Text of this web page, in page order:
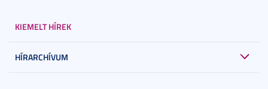
KIEMELT HÍREK
HÍRARCHÍVUM